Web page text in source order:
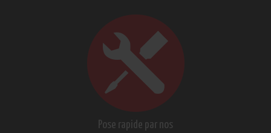
Pose rapide par nos